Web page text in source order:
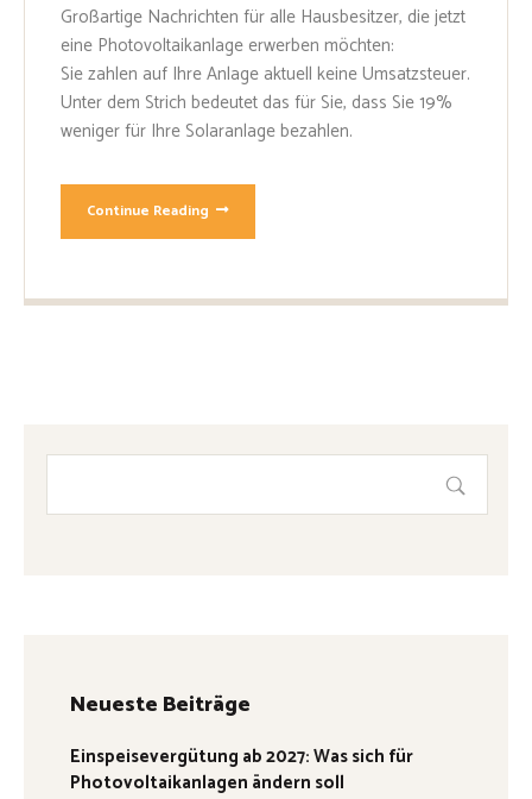
Großartige Nachrichten für alle Hausbesitzer, die jetzt
eine Photovoltaikanlage erwerben möchten:
Sie zahlen auf Ihre Anlage aktuell keine Umsatzsteuer.
Unter dem Strich bedeutet das für Sie, dass Sie 19%
weniger für Ihre Solaranlage bezahlen.
Continue Reading
Neueste Beiträge
Einspeisevergütung ab 2027: Was sich für
Photovoltaikanlagen ändern soll